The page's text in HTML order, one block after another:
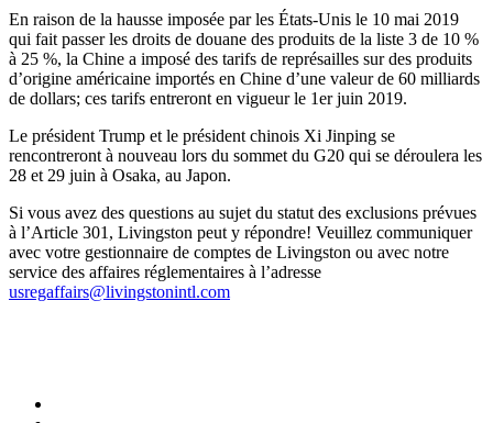
En raison de la hausse imposée par les États-Unis le 10 mai 2019
qui fait passer les droits de douane des produits de la liste 3 de 10 %
à 25 %, la Chine a imposé des tarifs de représailles sur des produits
d’origine américaine importés en Chine d’une valeur de 60 milliards
de dollars; ces tarifs entreront en vigueur le 1er juin 2019.
Le président Trump et le président chinois Xi Jinping se
rencontreront à nouveau lors du sommet du G20 qui se déroulera les
28 et 29 juin à Osaka, au Japon.
Si vous avez des questions au sujet du statut des exclusions prévues
à l’Article 301, Livingston peut y répondre! Veuillez communiquer
avec votre gestionnaire de comptes de Livingston ou avec notre
service des affaires réglementaires à l’adresse
usregaffairs@livingstonintl.com